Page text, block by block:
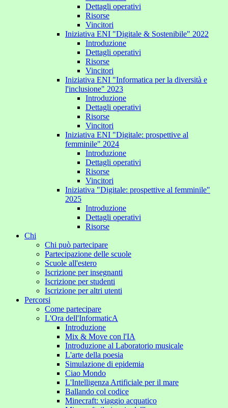
Dettagli operativi
Risorse
Vincitori
Iniziativa ENI "Digitale & Sostenibile" 2022
Introduzione
Dettagli operativi
Risorse
Vincitori
Iniziativa ENI "Informatica per la diversità e
l'inclusione" 2023
Introduzione
Dettagli operativi
Risorse
Vincitori
Iniziativa ENI "Digitale: prospettive al
femminile" 2024
Introduzione
Dettagli operativi
Risorse
Vincitori
Iniziativa "Digitale: prospettive al femminile"
2025
Introduzione
Dettagli operativi
Risorse
Chi
Chi può partecipare
Partecipazione delle scuole
Scuole all'estero
Iscrizione per insegnanti
Iscrizione per studenti
Iscrizione per altri utenti
Percorsi
Come partecipare
L'Ora dell'InformaticA
Introduzione
Mix & Move con l'IA
Introduzione al Laboratorio musicale
L'arte della poesia
Simulazione di epidemia
Ciao Mondo
L'Intelligenza Artificiale per il mare
Ballando col codice
Minecraft: viaggio acquatico